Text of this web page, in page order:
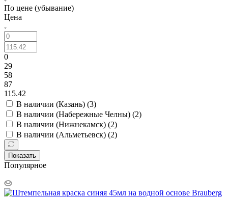
По цене (убывание)
Цена
0
29
58
87
115.42
В наличии (Казань) (3)
В наличии (Набережные Челны) (2)
В наличии (Нижнекамск) (2)
В наличии (Альметьевск) (2)
Показать
Популярное